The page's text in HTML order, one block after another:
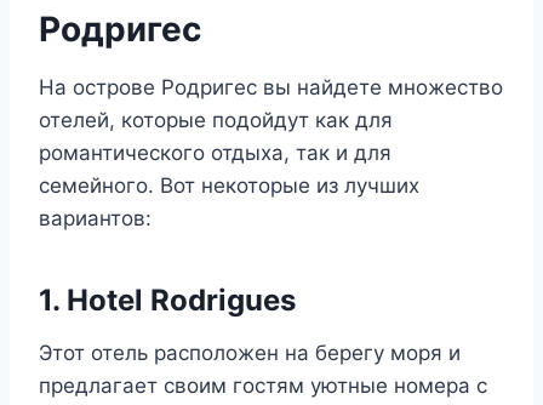
Родригес
На острове Родригес вы найдете множество
отелей, которые подойдут как для
романтического отдыха, так и для
семейного. Вот некоторые из лучших
вариантов:
1. Hotel Rodrigues
Этот отель расположен на берегу моря и
предлагает своим гостям уютные номера с